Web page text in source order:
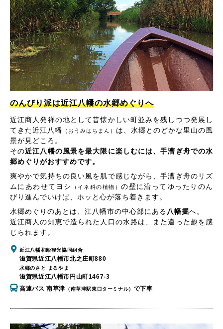
のんびり派は近江八幡の水郷めぐりへ
近江商人発祥の地として昔懐かしい町並みを残しつつ発展し
てきた近江八幡 （おうみはちまん） は、水郷とのどかな里山の風
景が見どころ。
その近江八幡の風景を最大限に楽しむには、手漕ぎ舟での水
郷めぐりがおすすめです。
爽やかで気持ちの良い風を肌で感じながら、手漕ぎ舟のリズ
ムにあわせてヨシ
（イネ科の植物）の壁に沿ってゆったりのん
びり進んでいけば、ホッと心が落ち着きます。
水郷めぐりのあとは、江八幡市の中心部にある八幡掘へ。
近江商人の知恵で造られた人口の水路は、また違った趣を感
じられます。
近江八幡和船観光協同組合
滋賀県近江八幡市北之庄町880
水郷のさと まるやま
滋賀県近江八幡市円山町1467-3
高速バス 南草津 （南草津駅東口ターミナル） で下車